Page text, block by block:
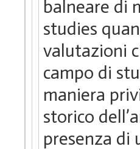
balneare di
studies
valutazioni
campo di
maniera
storico
presenza di